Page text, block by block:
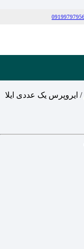
/ ایروپرس یک عددی ایلا